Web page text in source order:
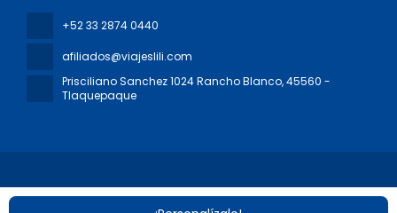
+52 33 2874 0440
afiliados@viajeslili.com
Prisciliano Sanchez 1024 Rancho Blanco, 45560 -
Tlaquepaque